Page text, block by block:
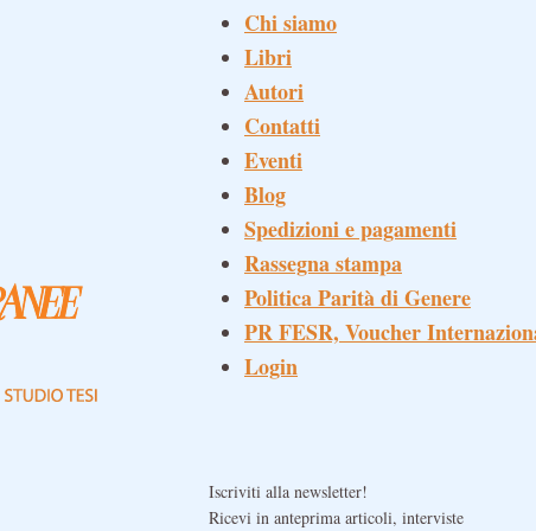
Chi siamo
Libri
Autori
Contatti
Eventi
Blog
Spedizioni e pagamenti
Rassegna stampa
Politica Parità di Genere
PR FESR, Voucher
Login
Iscriviti alla newsletter!
Ricevi in anteprima articoli, interviste